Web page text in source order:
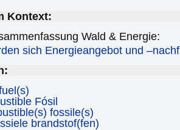
Kontext:
Wald & Energie:
sich Energieangebot und
Fósil
fossile(s)
brandstof(fen)